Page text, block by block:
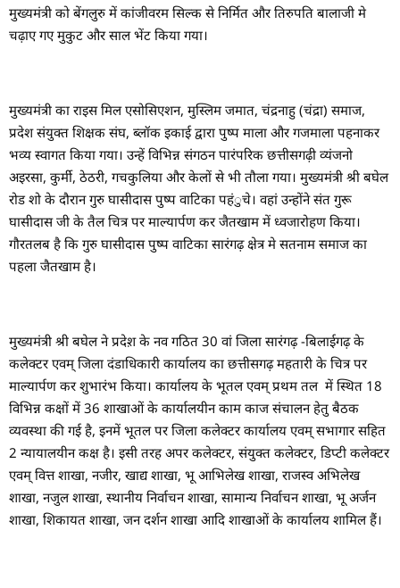
मुख्यमंत्री को बेंगलुरु में कांजीवरम सिल्क से निर्मित और तिरुपति बालाजी मे
चढ़ाए गए मुकुट और साल भेंट किया गया।
मुख्यमंत्री का राइस मिल एसोसिएशन, मुस्लिम जमात, चंद्रनाहु (चंद्रा) समाज,
प्रदेश संयुक्त शिक्षक संघ, ब्लॉक इकाई द्वारा पुष्प माला और गजमाला पहनाकर
भव्य स्वागत किया गया। उन्हें विभिन्न संगठन पारंपरिक छत्तीसगढ़ी व्यंजनो
अइरसा, कुर्मी, ठेठरी, गचकुलिया और केलों से भी तौला गया। मुख्यमंत्री श्री बघेल
रोड शो के दौरान गुरु घासीदास पुष्प वाटिका पहंुचे। वहां उन्होंने संत गुरू
घासीदास जी के तैल चित्र पर माल्यार्पण कर जैतखाम में ध्वजारोहण किया।
गौरतलब है कि गुरु घासीदास पुष्प वाटिका सारंगढ़ क्षेत्र मे सतनाम समाज का
पहला जैतखाम है।
मुख्यमंत्री श्री बघेल ने प्रदेश़ के नव गठित 30 वां जिला सारंगढ़ -बिलाईगढ़ के
कलेक्टर एवम् जिला दंडाधिकारी कार्यालय का छत्तीसगढ़ महतारी के चित्र पर
माल्यार्पण कर शुभारंभ किया। कार्यालय के भूतल एवम् प्रथम तल में स्थित 18
विभिन्न कक्षों में 36 शाखाओं के कार्यालयीन काम काज संचालन हेतु बैठक
व्यवस्था की गई है, इनमें भूतल पर जिला कलेक्टर कार्यालय एवम् सभागार सहित
2 न्यायालयीन कक्ष है। इसी तरह अपर कलेक्टर, संयुक्त कलेक्टर, डिप्टी कलेक्टर
एवम् वित्त शाखा, नजीर, खाद्य शाखा, भू आभिलेख शाखा, राजस्व अभिलेख
शाखा, नजुल शाखा, स्थानीय निर्वाचन शाखा, सामान्य निर्वाचन शाखा, भू अर्जन
शाखा, शिकायत शाखा, जन दर्शन शाखा आदि शाखाओं के कार्यालय शामिल हैं।